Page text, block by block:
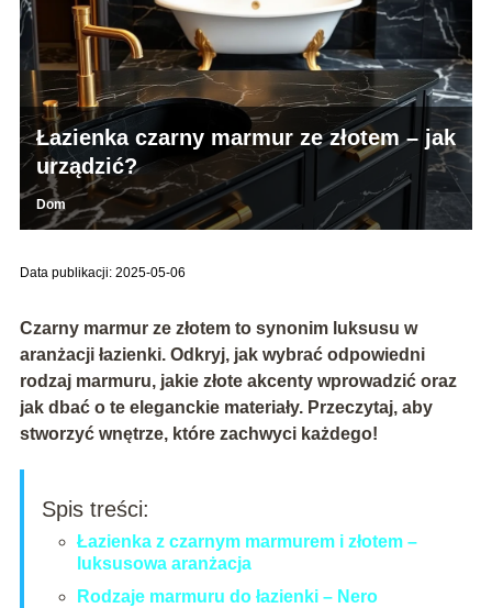
Łazienka czarny marmur ze złotem – jak
urządzić?
Dom
Data publikacji: 2025-05-06
Czarny marmur ze złotem to synonim luksusu w
aranżacji łazienki. Odkryj, jak wybrać odpowiedni
rodzaj marmuru, jakie złote akcenty wprowadzić oraz
jak dbać o te eleganckie materiały. Przeczytaj, aby
stworzyć wnętrze, które zachwyci każdego!
Spis treści:
Łazienka z czarnym marmurem i złotem –
luksusowa aranżacja
Rodzaje marmuru do łazienki – Nero